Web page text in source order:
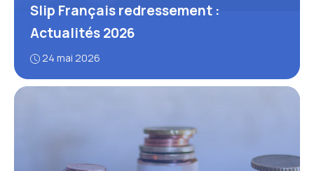
Slip Français redressement :
Actualités 2026
24 mai 2026